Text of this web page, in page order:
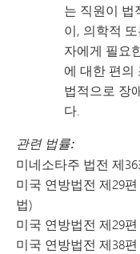
는 직원이 법
이, 의학적
자에게 필요
에 대한 편의
법적으로 장
다.
관련 법률:
미네소타주 법전 제
미국 연방법전 제29
법)
미국 연방법전 제29
미국 연방법전 제38